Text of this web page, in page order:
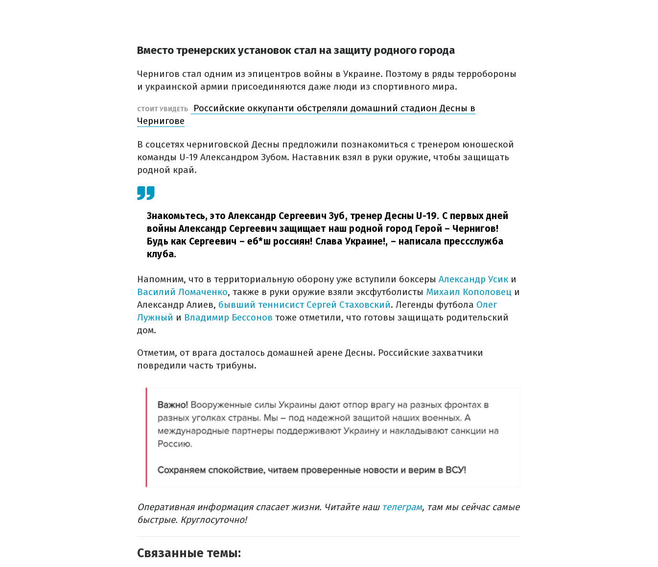
Вместо тренерских установок стал на защиту родного города
Чернигов стал одним из эпицентров войны в Украине. Поэтому в ряды терробороны
и украинской армии присоединяются даже люди из спортивного мира.
СТОИТ УВИДЕТЬ
Российские оккупанти обстреляли домашний стадион Десны в
Чернигове
В соцсетях черниговской Десны предложили познакомиться с тренером юношеской
команды U-19 Александром Зубом. Наставник взял в руки оружие, чтобы защищать
родной край.
Знакомьтесь, это Александр Сергеевич Зуб, тренер Десны U-19. С первых дней
войны Александр Сергеевич защищает наш родной город Герой – Чернигов!
Будь как Сергеевич – еб*ш россиян! Слава Украине!, – написала прессслужба
клуба.
Напомним, что в территориальную оборону уже вступили боксеры Александр Усик и
Василий Ломаченко, также в руки оружие взяли эксфутболисты Михаил Кополовец и
Александр Алиев, бывший теннисист Сергей Стаховский. Легенды футбола Олег
Лужный и Владимир Бессонов тоже отметили, что готовы защищать родительский
дом.
Отметим, от врага досталось домашней арене Десны. Российские захватчики
повредили часть трибуны.
Оперативная информация спасает жизни. Читайте наштелеграм, там мы сейчас самые
быстрые. Круглосуточно!
Связанные темы: